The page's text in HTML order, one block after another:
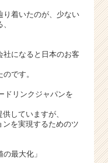
り着いたのが、少ない
社になると日本のお客
です。
ドリンクジャパンを
していますが、
ンを実現するためのツ
最大化」